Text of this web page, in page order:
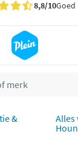
bezorging vanaf 35,- *
besteld,
Gratisretourneren
neutraal
&
Alles